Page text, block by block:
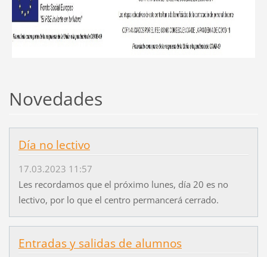
Novedades
Día no lectivo
17.03.2023 11:57
Les recordamos que el próximo lunes, día 20 es no
lectivo, por lo que el centro permancerá cerrado.
Entradas y salidas de alumnos